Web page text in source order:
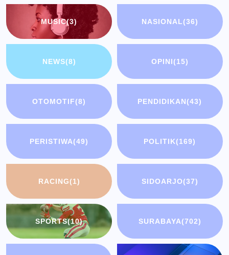
MUSIC(3) NASIONAL(36)
NEWS(8) OPINI(15)
OTOMOTIF(8) PENDIDIKAN(43)
PERISTIWA(49) POLITIK(169)
RACING(1) SIDOARJO(37)
SPORTS(10) SURABAYA(702)